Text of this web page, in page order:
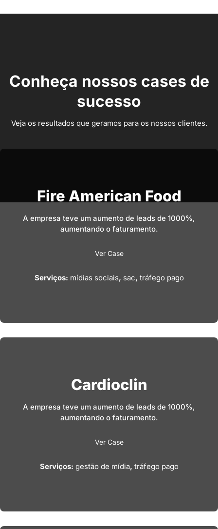
Conheça nossos cases de
sucesso
Veja os resultados que geramos para os nossos clientes.
Fire American Food
A empresa teve um aumento de leads de 1000%,
aumentando o faturamento.
Ver Case
Serviços: mídias sociais, sac, tráfego pago
Cardioclin
A empresa teve um aumento de leads de 1000%,
aumentando o faturamento.
Ver Case
Serviços: gestão de mídia, tráfego pago